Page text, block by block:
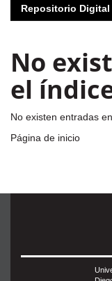
Repositorio Digital
No
el
No existen entradas
Página de inicio